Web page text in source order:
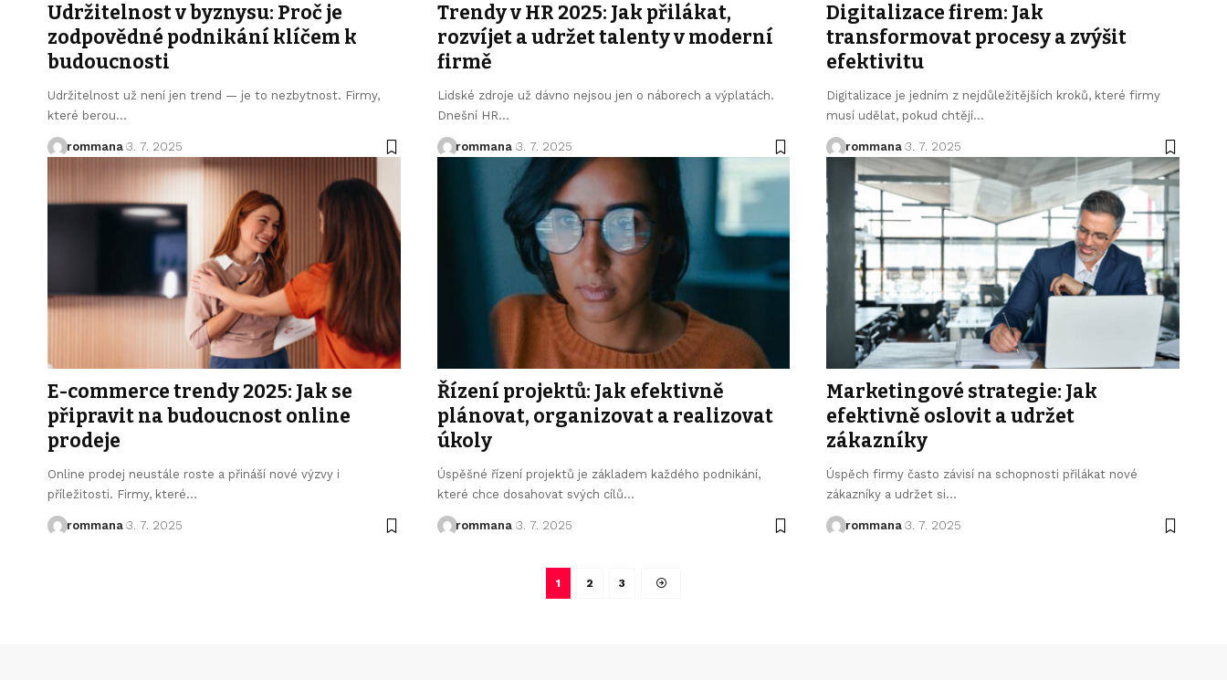
Udržitelnost v byznysu: Proč je
zodpovědné podnikání klíčem k
budoucnosti
Udržitelnost už není jen trend — je to nezbytnost. Firmy,
které berou…
rommana 3. 7. 2025
Trendy v HR 2025: Jak přilákat,
rozvíjet a udržet talenty v moderní
firmě
Lidské zdroje už dávno nejsou jen o náborech a výplatách.
Dnešní HR…
rommana 3. 7. 2025
Digitalizace firem: Jak
transformovat procesy a zvýšit
efektivitu
Digitalizace je jedním z nejdůležitějších kroků, které firmy
musí udělat, pokud chtějí…
rommana 3. 7. 2025
E-commerce trendy 2025: Jak se
připravit na budoucnost online
prodeje
Online prodej neustále roste a přináší nové výzvy i
příležitosti. Firmy, které…
rommana 3. 7. 2025
Řízení projektů: Jak efektivně
plánovat, organizovat a realizovat
úkoly
Úspěšné řízení projektů je základem každého podnikání,
které chce dosahovat svých cílů…
rommana 3. 7. 2025
Marketingové strategie: Jak
efektivně oslovit a udržet
zákazníky
Úspěch firmy často závisí na schopnosti přilákat nové
zákazníky a udržet si…
rommana 3. 7. 2025
1 2 3